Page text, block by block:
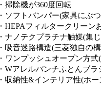
・掃除機が360度回転
・ソフトバンパー(家具にぶ
・HEPAフィルタークリー
・ナノテクプラチナ触媒(集
・吸音迷路構造(三菱独自の
・ワンプッシュオープン方
・Wアレルパンチふとんブ
・収納性&インテリア性(ホ